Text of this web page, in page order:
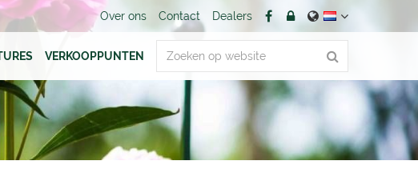
Over ons Contact Dealers
VERKOOPPUNTEN